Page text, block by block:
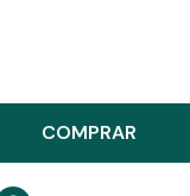
COMPRAR